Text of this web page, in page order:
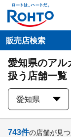
販売店検索
愛知県のア
扱う店舗一覧
愛知県
743件の店舗が見